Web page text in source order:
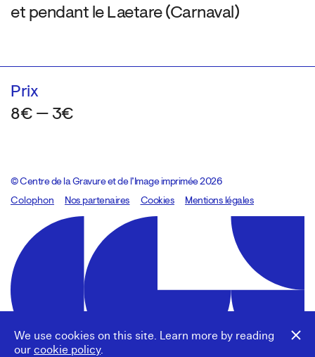
We use cookies on this site. Learn more by reading
our cookie policy.
et pendant le Laetare (Carnaval)
Prix
8€ — 3€
© Centre de la Gravure et de l’Image imprimée 2026
Colophon
Design:Marcel Kaczmarek, code:8080.studio
Nos partenaires Cookies Mentions légales